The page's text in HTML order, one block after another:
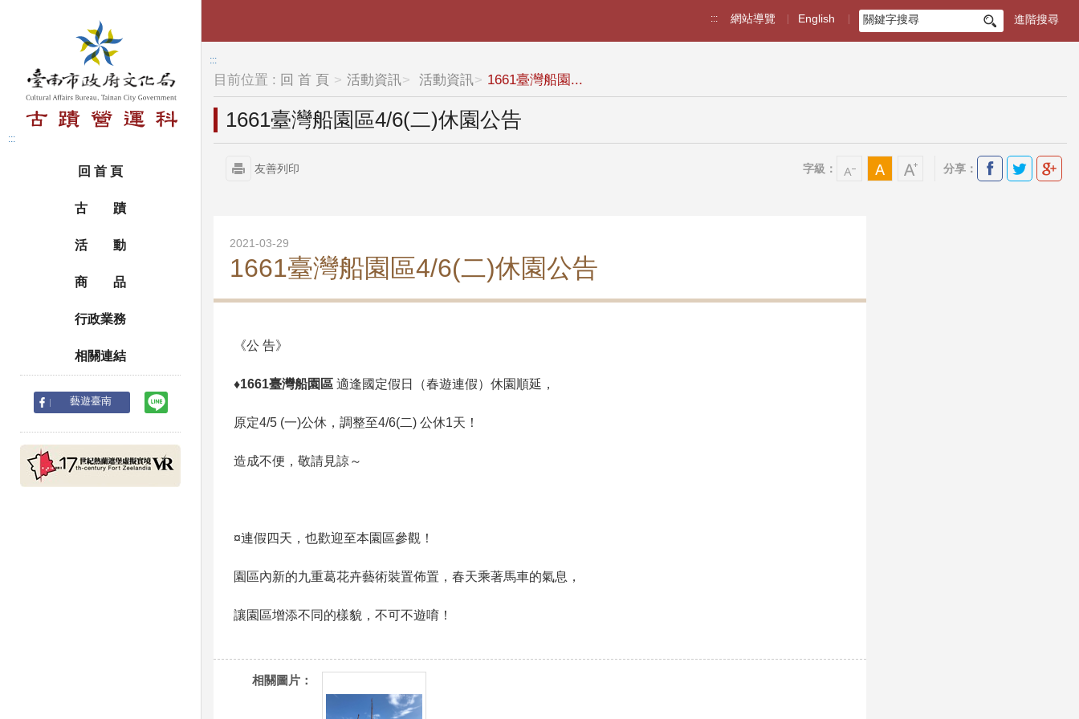
:::
回 首 頁
古 蹟
活 動
商 品
行政業務
相關連結
藝遊臺南
::: 網站導覽 English 搜
尋
進階搜尋
:::
目前位置 : 回 首 頁 活動資訊 活動資訊 1661臺灣船園...
1661臺灣船園區4/6(二)休園公告
友善列印 字級： 分享：
2021-03-29
1661臺灣船園區4/6(二)休園公告
《公 告》
♦1661臺灣船園區 適逢國定假日（春遊連假）休園順延，
原定4/5 (一)公休，調整至4/6(二) 公休1天！
造成不便，敬請見諒～
¤連假四天，也歡迎至本園區參觀！
園區內新的九重葛花卉藝術裝置佈置，春天乘著馬車的氣息，
讓園區增添不同的樣貌，不可不遊唷！
相關圖片：